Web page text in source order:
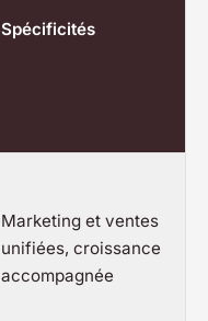
Spécificités
Marketing et ventes
unifiées, croissance
accompagnée